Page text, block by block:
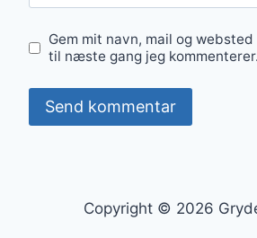
Gem mit navn, mail og
til næste gang jeg kommenterer.
Copyright © 2026